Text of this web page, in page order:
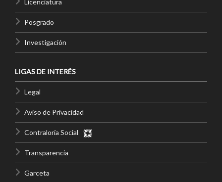
Licenciatura
Posgrado
Investigación
LIGAS DE INTERÉS
Legal
Aviso de Privacidad
Contraloría Social
Transparencia
Garceta